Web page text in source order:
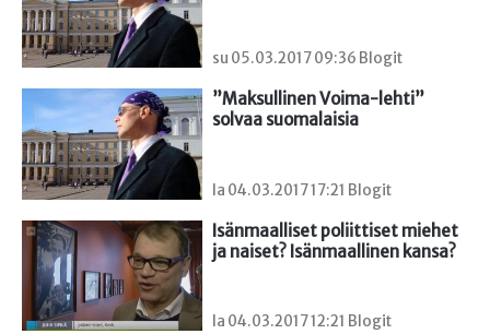
su 05.03.2017 09:36 Blogit
”Maksullinen Voima-lehti”
solvaa suomalaisia
la 04.03.2017 17:21 Blogit
Isänmaalliset poliittiset miehet
ja naiset? Isänmaallinen kansa?
la 04.03.2017 12:21 Blogit